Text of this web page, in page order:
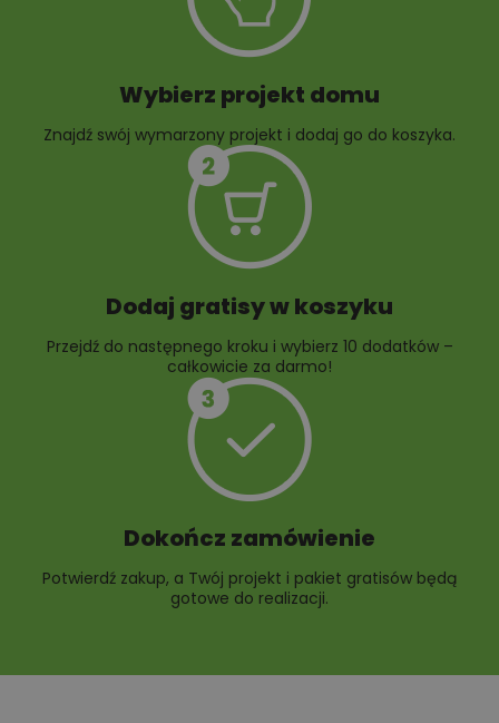
10 projektów rabat
Wybierz projekt domu
Znajdź swój wymarzony projekt i dodaj go do koszyka.
Dodaj gratisy w koszyku
Przejdź do następnego kroku i wybierz 10 dodatków –
całkowicie za darmo!
Dokończ zamówienie
Potwierdź zakup, a Twój projekt i pakiet gratisów będą
gotowe do realizacji.